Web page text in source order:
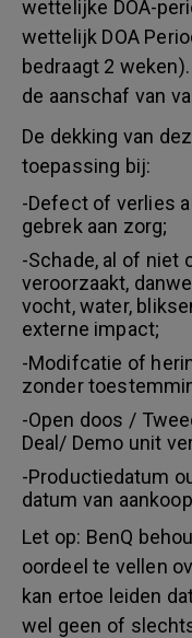
wettelijke DOA-
wettelijk DOA
bedraagt 2
de aanschaf van
De dekking van
toepassing bij:
-Defect of verlies
gebrek aan zorg;
-Schade, al of niet
veroorzaakt,
vocht, water,
externe impact;
-Modifcatie of
zonder
-Open doos /
Deal/ Demo unit
-Productiedatum
datum van
Let op: BenQ
oordeel te vellen
kan ertoe leiden
wel geen of